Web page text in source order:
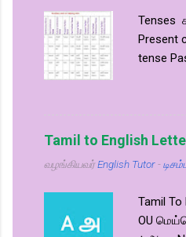
Tenses
Present
tense
Tamil
Tamil to English
வழங்கியவர்English Tutor -
Tamil
OU